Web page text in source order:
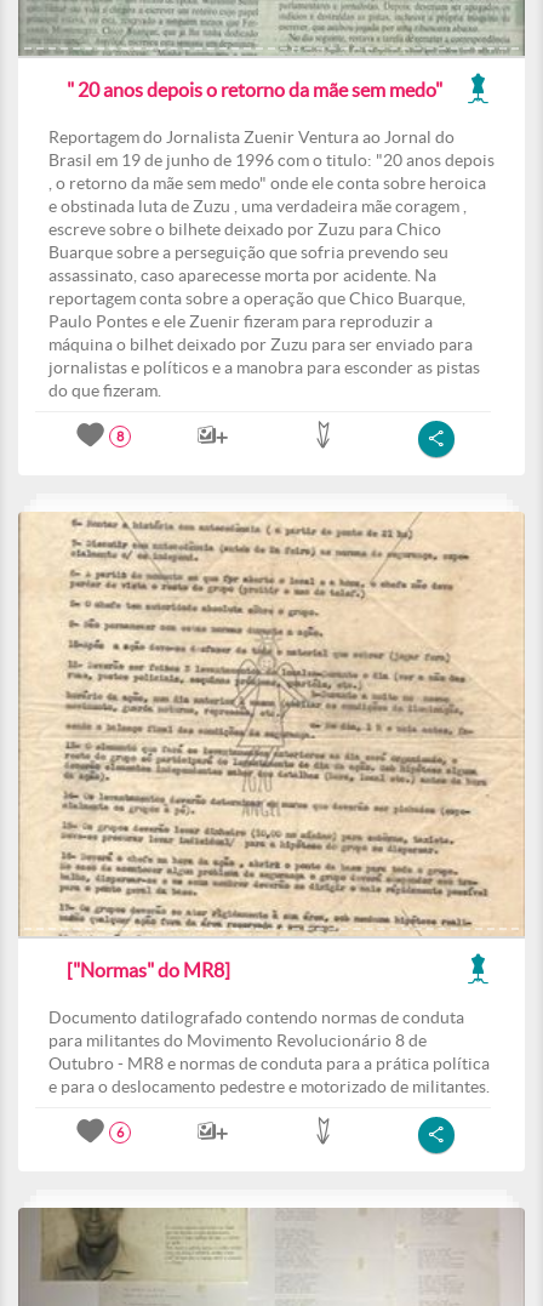
" 20 anos depois o retorno da mãe sem medo"
Reportagem do Jornalista Zuenir Ventura ao Jornal do
Brasil em 19 de junho de 1996 com o titulo: "20 anos depois
, o retorno da mãe sem medo" onde ele conta sobre heroica
e obstinada luta de Zuzu , uma verdadeira mãe coragem ,
escreve sobre o bilhete deixado por Zuzu para Chico
Buarque sobre a perseguição que sofria prevendo seu
assassinato, caso aparecesse morta por acidente. Na
reportagem conta sobre a operação que Chico Buarque,
Paulo Pontes e ele Zuenir fizeram para reproduzir a
máquina o bilhet deixado por Zuzu para ser enviado para
jornalistas e políticos e a manobra para esconder as pistas
do que fizeram.
8
["Normas" do MR8]
Documento datilografado contendo normas de conduta
para militantes do Movimento Revolucionário 8 de
Outubro - MR8 e normas de conduta para a prática política
e para o deslocamento pedestre e motorizado de militantes.
6